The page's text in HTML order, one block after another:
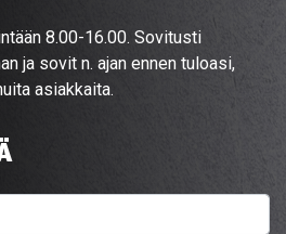
8.00-16.00. Sovitusti
ja sovit n. ajan ennen tuloasi,
asiakkaita.